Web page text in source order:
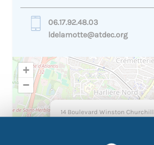
06.17.92.48.03
ldelamotte@atdec.org
14 Boulevard Winston Churchill
+
−